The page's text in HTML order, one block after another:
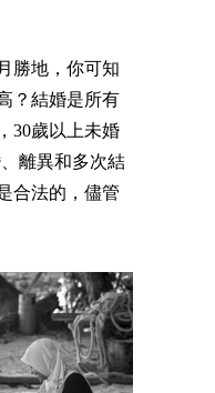
勝地，你可知
？結婚是所有
30歲以上未婚
離異和多次結
合法的，儘管